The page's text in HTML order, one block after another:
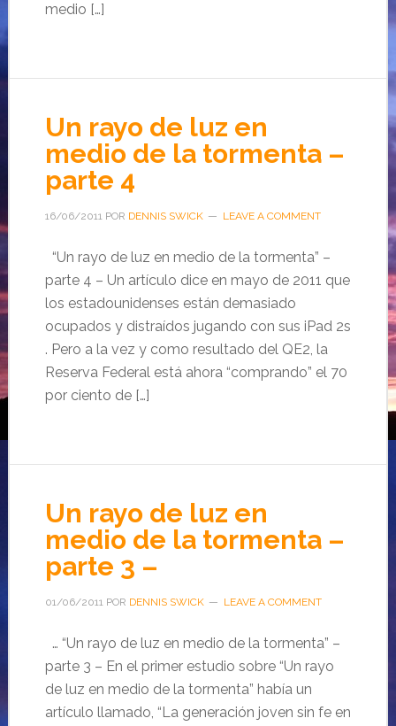
medio […]
Un rayo de luz en
medio de la tormenta –
parte 4
16/06/2011POR DENNIS SWICK LEAVE A COMMENT
“Un rayo de luz en medio de la tormenta” –
parte 4 – Un artículo dice en mayo de 2011 que
los estadounidenses están demasiado
ocupados y distraídos jugando con sus iPad 2s
. Pero a la vez y como resultado del QE2, la
Reserva Federal está ahora “comprando” el 70
por ciento de […]
Un rayo de luz en
medio de la tormenta –
parte 3 –
01/06/2011POR DENNIS SWICK LEAVE A COMMENT
… “Un rayo de luz en medio de la tormenta” –
parte 3 – En el primer estudio sobre “Un rayo
de luz en medio de la tormenta” había un
artículo llamado, “La generación joven sin fe en